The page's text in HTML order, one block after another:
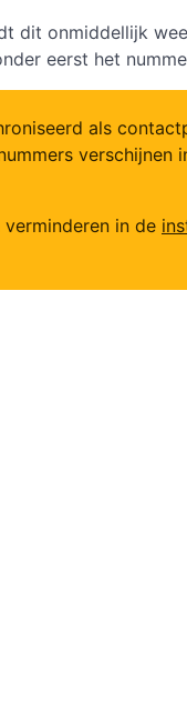
dit onmiddellijk
eerst het
als
verschijnen
in de